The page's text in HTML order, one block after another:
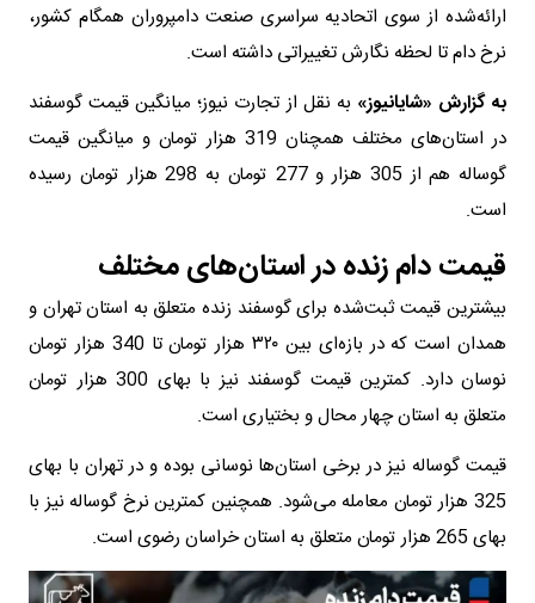
ارائه‌شده از سوی اتحادیه سراسری صنعت دامپروران همگام کشور،
نرخ دام تا لحظه نگارش تغییراتی داشته است.
به گزارش «شایانیوز» به نقل از تجارت نیوز؛ میانگین قیمت گوسفند
در استان‌های مختلف همچنان 319 هزار تومان و میانگین قیمت
گوساله هم از 305 هزار و 277 تومان به 298 هزار تومان رسیده
است.
قیمت دام زنده در استان‌های مختلف
بیشترین قیمت ثبت‌شده برای گوسفند زنده متعلق به استان تهران و
همدان است که در بازه‌ای بین ۳۲۰ هزار تومان تا 340 هزار تومان
نوسان دارد. کمترین قیمت گوسفند نیز با بهای 300 هزار تومان
متعلق به استان چهار محال و بختیاری است.
قیمت گوساله نیز در برخی استان‌ها نوسانی بوده و در تهران با بهای
325 هزار تومان معامله می‌شود. همچنین کمترین نرخ گوساله نیز با
بهای 265 هزار تومان متعلق به استان خراسان رضوی است.